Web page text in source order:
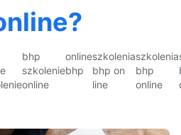
bhp
szkolenie
online
online
bhp
szkolenia
bhp on
line
szkolenia
bhp
online